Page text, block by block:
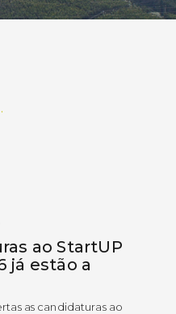
ao StartUP
já estão a
as candidaturas ao